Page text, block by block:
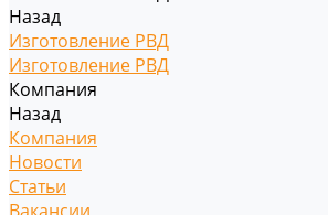
Назад
Изготовление РВД
Изготовление РВД
Компания
Назад
Компания
Новости
Статьи